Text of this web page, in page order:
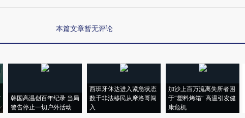
本篇文章暂无评论
韩国高温创百年纪录 当局
警告停止一切户外活动
西班牙休达进入紧急状态
数千非法移民从摩洛哥闯
入
加沙上百万流离失所者困
于“塑料烤箱” 高温引发健
康危机